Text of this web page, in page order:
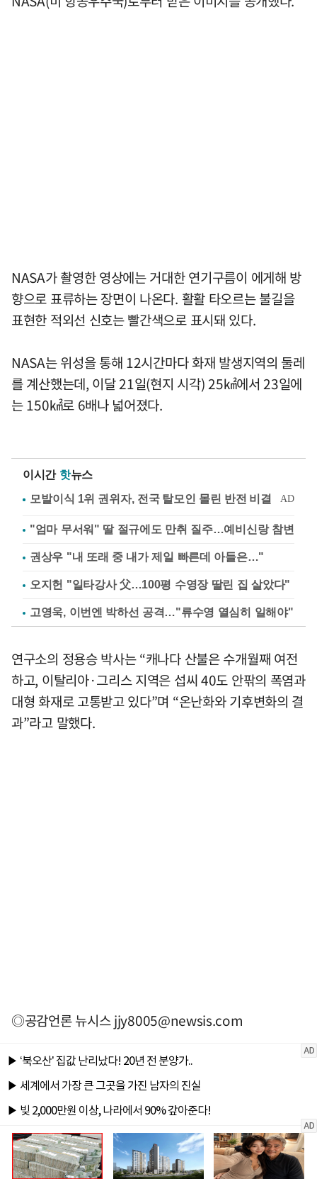
NASA가 촬영한 영상에는 거대한 연기구름이 에게해 방
향으로 표류하는 장면이 나온다. 활활 타오르는 불길을
표현한 적외선 신호는 빨간색으로 표시돼 있다.
NASA는 위성을 통해 12시간마다 화재 발생지역의 둘레
를 계산했는데, 이달 21일(현지 시각) 25㎢에서 23일에
는 150㎢로 6배나 넓어졌다.
이시간 핫뉴스
"엄마 무서워" 딸 절규에도 만취 질주…예비신랑 참변
권상우 "내 또래 중 내가 제일 빠른데 아들은…"
오지헌 "일타강사 父…100평 수영장 딸린 집 살았다"
고영욱, 이번엔 박하선 공격…"류수영 열심히 일해야"
연구소의 정용승 박사는 “캐나다 산불은 수개월째 여전
하고, 이탈리아·그리스 지역은 섭씨 40도 안팎의 폭염과
대형 화재로 고통받고 있다”며 “온난화와 기후변화의 결
과”라고 말했다.
◎공감언론 뉴시스jjy8005@newsis.com